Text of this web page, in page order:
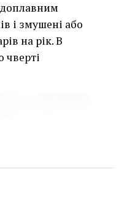
і змушені або
на рік. В